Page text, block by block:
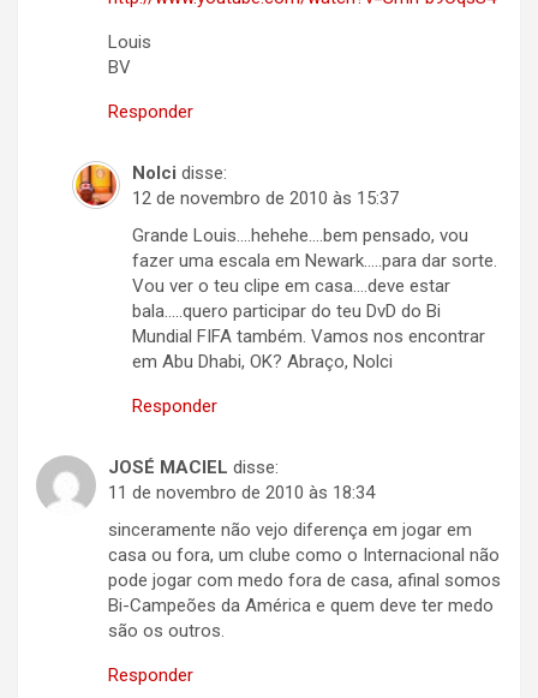
Louis
BV
Responder
Nolci disse:
12 de novembro de 2010 às 15:37
Grande Louis….hehehe….bem pensado, vou
fazer uma escala em Newark…..para dar sorte.
Vou ver o teu clipe em casa….deve estar
bala…..quero participar do teu DvD do Bi
Mundial FIFA também. Vamos nos encontrar
em Abu Dhabi, OK? Abraço, Nolci
Responder
JOSÉ MACIEL disse:
11 de novembro de 2010 às 18:34
sinceramente não vejo diferença em jogar em
casa ou fora, um clube como o Internacional não
pode jogar com medo fora de casa, afinal somos
Bi-Campeões da América e quem deve ter medo
são os outros.
Responder